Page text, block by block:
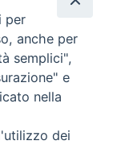
riservati - Vita
per
anche per
semplici",
e
nella
dei